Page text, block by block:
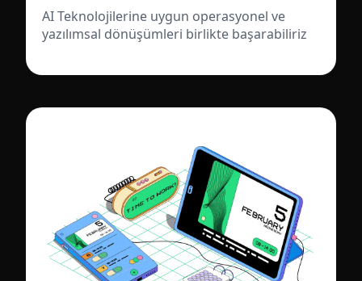
AI Teknolojilerine uygun operasyonel ve
yazılımsal dönüşümleri birlikte başarabiliriz